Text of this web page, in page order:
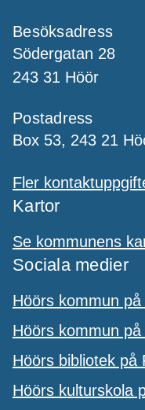
Besöksadress
Södergatan 28
243 31 Höör
Postadress
Box 53, 243 21
Fler
Kartor
Se kommunens
Sociala medier
Höörs kommun
Höörs kommun på
Höörs bibliotek på
Höörs kulturskola